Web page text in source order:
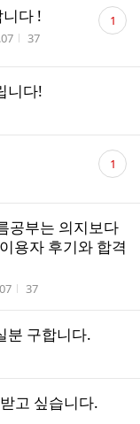
다 !
간 조회수
37
댓
글 1
니다!
댓
글 1
공부는 의지보다
용자 후기와 합격
조회수
37
분 구합니다.
고 싶습니다.